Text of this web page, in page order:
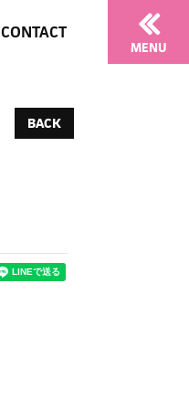
CONTACT
MENU
BACK